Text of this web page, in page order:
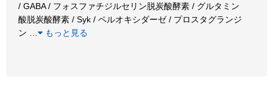
/ GABA / フォスファチジルセリン脱炭酸酵素 / グルタミン
酸脱炭酸酵素 / Syk / ペルオキシダーゼ / プロスタグランジ
ン
もっと見る